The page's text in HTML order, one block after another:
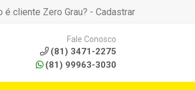
é cliente Zero Grau? - Cadastrar
Fale Conosco
(81) 3471-2275
(81) 99963-3030